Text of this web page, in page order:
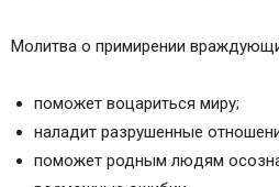
Молитва о примирении
поможет воцариться миру;
наладит разрушенные
поможет родным людям